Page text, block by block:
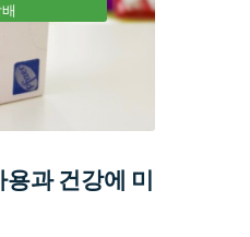
과 건강에 미